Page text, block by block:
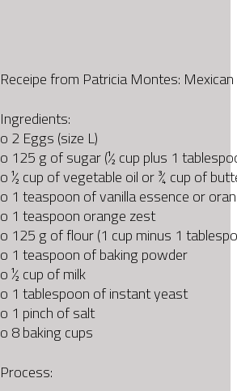
Receipe from Patricia Montes:
Ingredients:
o 2 Eggs (size L)
o 125 g of sugar (½ cup plus 1
o ½ cup of vegetable oil or ¾ cup of
o 1 teaspoon of vanilla essence or
o 1 teaspoon orange zest
o 125 g of flour (1 cup minus 1
o 1 teaspoon of baking powder
o ½ cup of milk
o 1 tablespoon of instant yeast
o 1 pinch of salt
o 8 baking cups
Process: